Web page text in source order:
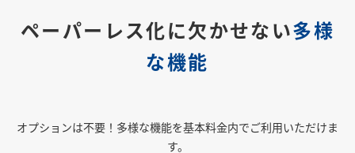
ペーパーレス化に欠かせない多様
な機能
オプションは不要！多様な機能を基本料金内でご利用いただけま
す。